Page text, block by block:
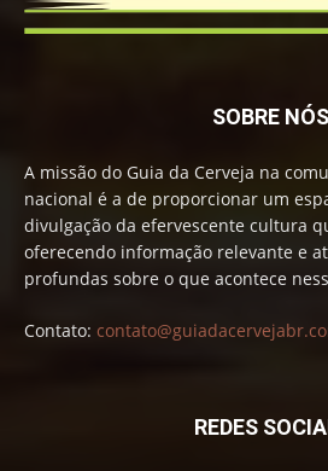
SOBRE NÓS
A missão do Guia da Cerveja na
nacional é a de proporcionar um
divulgação da efervescente cultura
oferecendo informação relevante e
profundas sobre o que acontece
Contato:
REDES